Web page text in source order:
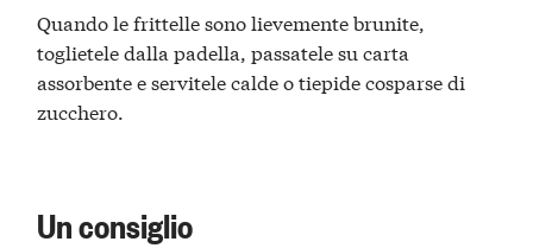
Quando le frittelle sono lievemente brunite,
toglietele dalla padella, passatele su carta
assorbente e servitele calde o tiepide cosparse di
zucchero.
Un consiglio